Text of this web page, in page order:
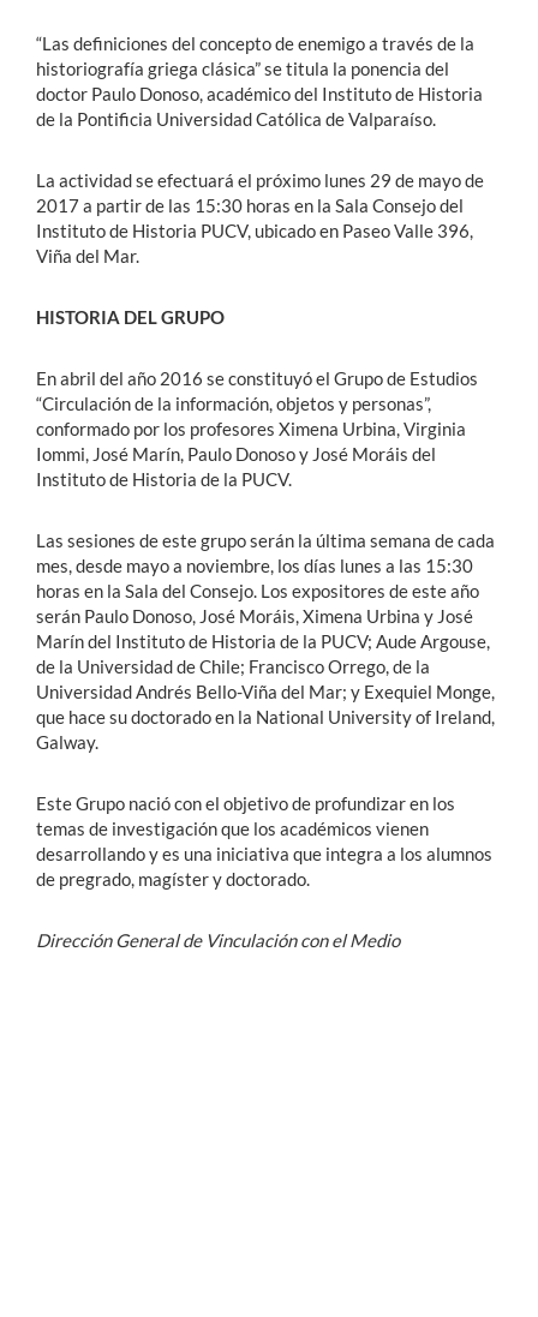
English
“Las definiciones del concepto de enemigo a través de la
historiografía griega clásica” se titula la ponencia del
doctor Paulo Donoso, académico del Instituto de Historia
de la Pontificia Universidad Católica de Valparaíso.
La actividad se efectuará el próximo lunes 29 de mayo de
2017 a partir de las 15:30 horas en la Sala Consejo del
Instituto de Historia PUCV, ubicado en Paseo Valle 396,
Viña del Mar.
HISTORIA DEL GRUPO
En abril del año 2016 se constituyó el Grupo de Estudios
“Circulación de la información, objetos y personas”,
conformado por los profesores Ximena Urbina, Virginia
Iommi, José Marín, Paulo Donoso y José Moráis del
Instituto de Historia de la PUCV.
Las sesiones de este grupo serán la última semana de cada
mes, desde mayo a noviembre, los días lunes a las 15:30
horas en la Sala del Consejo. Los expositores de este año
serán Paulo Donoso, José Moráis, Ximena Urbina y José
Marín del Instituto de Historia de la PUCV; Aude Argouse,
de la Universidad de Chile; Francisco Orrego, de la
Universidad Andrés Bello-Viña del Mar; y Exequiel Monge,
que hace su doctorado en la National University of Ireland,
Galway.
Este Grupo nació con el objetivo de profundizar en los
temas de investigación que los académicos vienen
desarrollando y es una iniciativa que integra a los alumnos
de pregrado, magíster y doctorado.
Dirección General de Vinculación con el Medio